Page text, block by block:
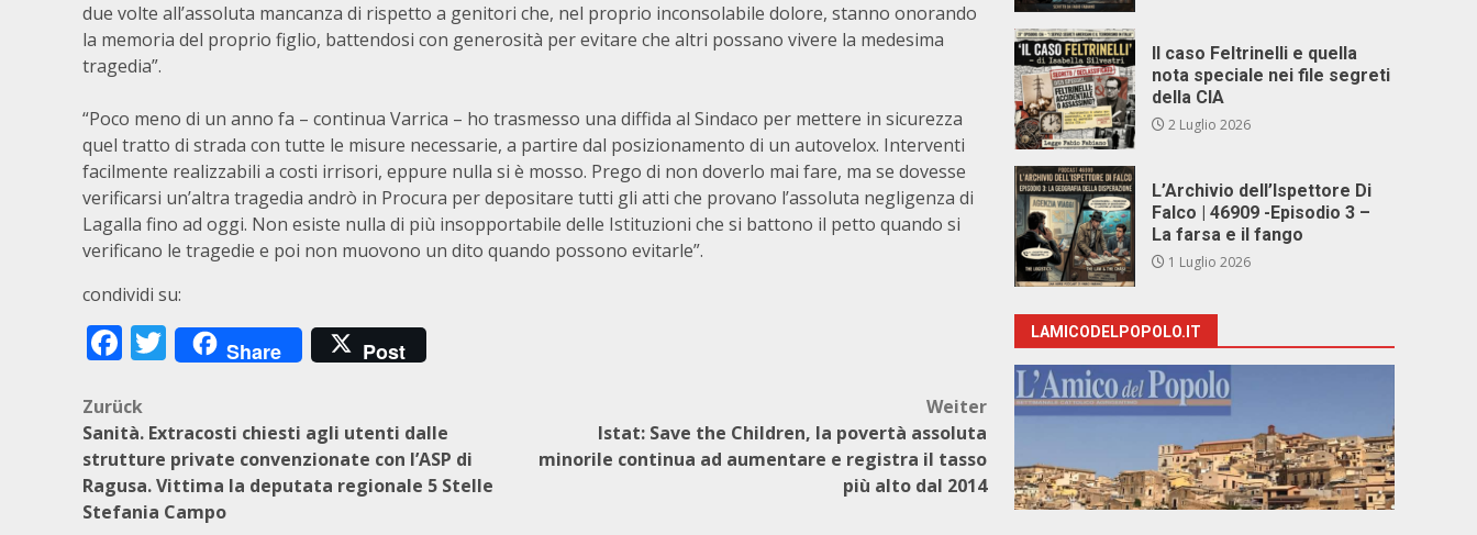
due volte all’assoluta mancanza di rispetto a genitori che, nel proprio inconsolabile dolore, stanno onorando
la memoria del proprio figlio, battendosi con generosità per evitare che altri possano vivere la medesima
tragedia”.
“Poco meno di un anno fa – continua Varrica – ho trasmesso una diffida al Sindaco per mettere in sicurezza
quel tratto di strada con tutte le misure necessarie, a partire dal posizionamento di un autovelox. Interventi
facilmente realizzabili a costi irrisori, eppure nulla si è mosso. Prego di non doverlo mai fare, ma se dovesse
verificarsi un’altra tragedia andrò in Procura per depositare tutti gli atti che provano l’assoluta negligenza di
Lagalla fino ad oggi. Non esiste nulla di più insopportabile delle Istituzioni che si battono il petto quando si
verificano le tragedie e poi non muovono un dito quando possono evitarle”.
condividi su:
Facebook
Twitter
Share Post
Beitragsnavigation
Zurück
Sanità. Extracosti chiesti agli utenti dalle
strutture private convenzionate con l’ASP di
Ragusa. Vittima la deputata regionale 5 Stelle
Stefania Campo
Weiter
Istat: Save the Children, la povertà assoluta
minorile continua ad aumentare e registra il tasso
più alto dal 2014
Il caso Feltrinelli e quella
nota speciale nei file segreti
della CIA
2 Luglio 2026
L’Archivio dell’Ispettore Di
Falco | 46909 -Episodio 3 –
La farsa e il fango
1 Luglio 2026
LAMICODELPOPOLO.IT